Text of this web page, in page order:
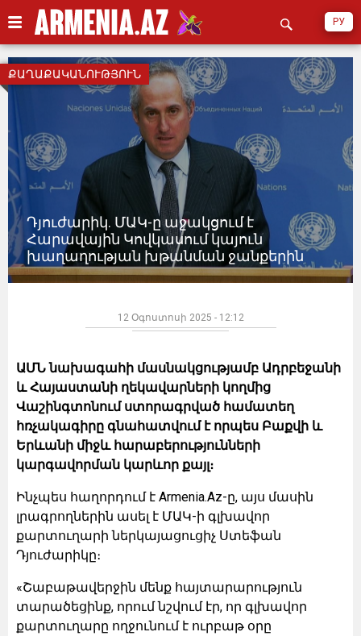
РУ
Դյուժարիկ. ՄԱԿ-ը աջակցում է
Հարավային Կովկասում կայուն
խաղաղության խթանման ջանքերին
ՔԱՂԱՔԱԿԱՆՈՒԹՅՈՒՆ
12 Օգոստոսի 2025 - 12:12
ԱՄՆ նախագահի մասնակցությամբ Ադրբեջանի
և Հայաստանի ղեկավարների կողմից
Վաշինգտոնում ստորագրված համատեղ
հռչակագիրը գնահատվում է որպես Բաքվի և
Երևանի միջև հարաբերությունների
կարգավորման կարևոր քայլ։
Ինչպես հաղորդում է Armenia.Az-ը, այս մասին
լրագրողներին ասել է ՄԱԿ-ի գլխավոր
քարտուղարի ներկայացուցիչ Ստեֆան
Դյուժարիկը։
«Շաբաթավերջին մենք հայտարարություն
տարածեցինք, որում նշվում էր, որ գլխավոր
քարտուղարը ողջունում է ուրբաթ օրը